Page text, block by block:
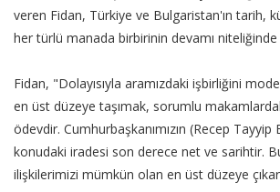
veren Fidan, Türkiye ve Bulgaristan'ın tarih,
her türlü manada birbirinin devamı niteliğinde
Fidan, "Dolayısıyla aramızdaki işbirliğini
en üst düzeye taşımak, sorumlu
ödevdir. Cumhurbaşkanımızın (Recep Tayyip
konudaki iradesi son derece net ve sarihtir.
ilişkilerimizi mümkün olan en üst düzeye